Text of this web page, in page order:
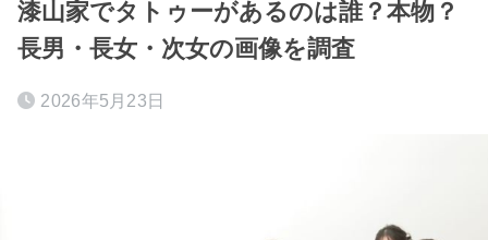
漆山家でタトゥーがあるのは誰？本物？
長男・長女・次女の画像を調査
2026年5月23日